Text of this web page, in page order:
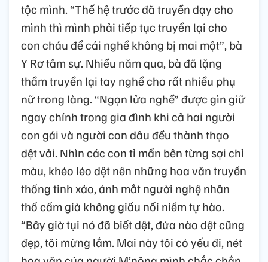
tộc mình. “Thế hệ trước đã truyền dạy cho
mình thì mình phải tiếp tục truyền lại cho
con cháu để cái nghề không bị mai một”, bà
Y Rơ tâm sự. Nhiều năm qua, bà đã lặng
thầm truyền lại tay nghề cho rất nhiều phụ
nữ trong làng. “Ngọn lửa nghề” được gìn giữ
ngay chính trong gia đình khi cả hai người
con gái và người con dâu đều thành thạo
dệt vải. Nhìn các con tỉ mẩn bên từng sợi chỉ
màu, khéo léo dệt nên những hoa văn truyền
thống tinh xảo, ánh mắt người nghệ nhân
thổ cẩm già không giấu nổi niềm tự hào.
“Bây giờ tụi nó đã biết dệt, đứa nào dệt cũng
đẹp, tôi mừng lắm. Mai này tôi có yếu đi, nét